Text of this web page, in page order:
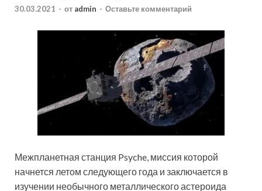
30.03.2021 - от admin - Оставьте комментарий
Межпланетная станция Psyche, миссия которой
начнется летом следующего года и заключается в
изучении необычного металлического астероида